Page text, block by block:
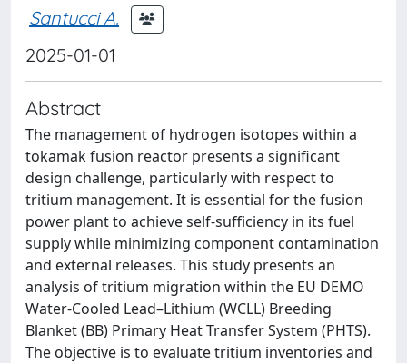
Santucci A.
2025-01-01
Abstract
The management of hydrogen isotopes within a
tokamak fusion reactor presents a significant
design challenge, particularly with respect to
tritium management. It is essential for the fusion
power plant to achieve self-sufficiency in its fuel
supply while minimizing component contamination
and external releases. This study presents an
analysis of tritium migration within the EU DEMO
Water-Cooled Lead–Lithium (WCLL) Breeding
Blanket (BB) Primary Heat Transfer System (PHTS).
The objective is to evaluate tritium inventories and